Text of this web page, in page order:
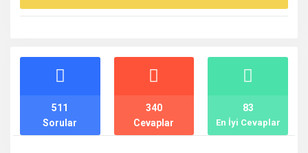
İstatistikler
Sorular
511
Cevaplar
340
En İyi Cevaplar
83